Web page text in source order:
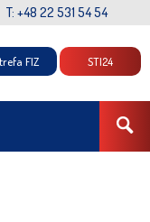
T: +48 22 531 54 54
FIZ STI24